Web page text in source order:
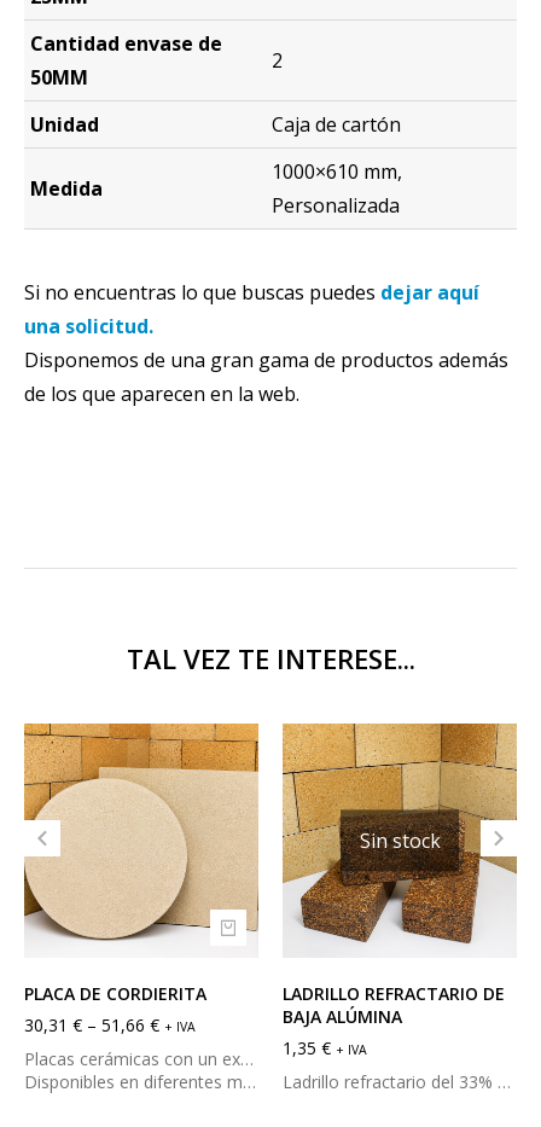
Cantidad envase de
50MM
2
Unidad Caja de cartón
Medida
1000×610 mm,
Personalizada
Si no encuentras lo que buscas puedes dejar aquí
una solicitud.
Disponemos de una gran gama de productos además
de los que aparecen en la web.
TAL VEZ TE INTERESE...
PLACA DE CORDIERITA
30,31 € – 51,66 € + IVA
Placas cerámicas con un excelente comportamiento bajo carga caliente y alta resistencia mecánica a compresión en frio y calor. Se utiliza principalmente en hornos cerámicos con poca capacidad para cocción hasta una temperatura máxima de 1250ºC.
Disponibles en diferentes medidas, formas y espesores (ver abajo en milímetros), no obstante, ofrecemos la posibilidad de corte a medida.
Sin stock
LADRILLO REFRACTARIO DE
BAJA ALÚMINA
1,35 € + IVA
Ladrillo refractario del 33% de alúmina, con alta resistencia térmica. Debido a su apariencia más rústica, su uso principal es en la fabricación de chimeneas, barbacoas, paelleros, hornos, etc.